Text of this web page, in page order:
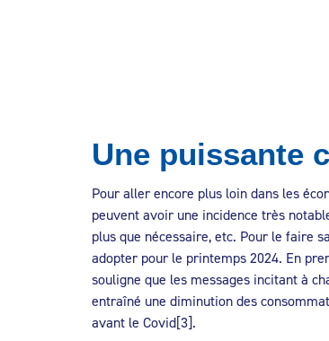
Une puissante
Pour aller encore plus loin dans les
peuvent avoir une incidence très
plus que nécessaire, etc. Pour le faire
adopter pour le printemps 2024. En
souligne que les messages incitant à
entraîné une diminution des
avant le Covid[3].